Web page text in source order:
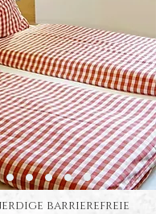
barrierefreie